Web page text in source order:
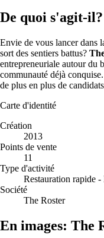
De quoi s'agit-il?
Envie de vous lancer dans
sort des sentiers battus?
entrepreneuriale autour du
communauté déjà
de plus en plus de
Carte d'identité
Création
2013
Points de vente
11
Type d'activité
Restauration rapide -
Société
The Roster
En images: The